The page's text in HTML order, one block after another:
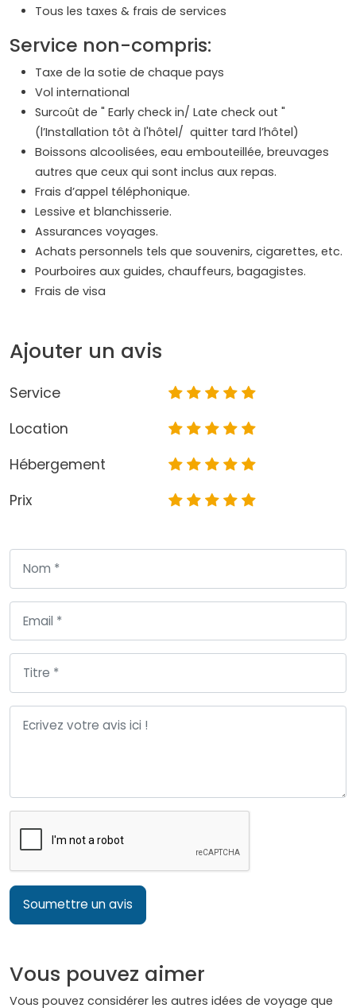
Tous les taxes & frais de services
Service non-compris:
Taxe de la sotie de chaque pays
Vol international
Surcoût de " Early check in/ Late check out "
(l’Installation tôt à l'hôtel/ quitter tard l’hôtel)
Boissons alcoolisées, eau embouteillée, breuvages
autres que ceux qui sont inclus aux repas.
Frais d’appel téléphonique.
Lessive et blanchisserie.
Assurances voyages.
Achats personnels tels que souvenirs, cigarettes, etc.
Pourboires aux guides, chauffeurs, bagagistes.
Frais de visa
Ajouter un avis
Service
Location
Hébergement
Prix
Soumettre un avis
Vous pouvez aimer
Vous pouvez considérer les autres idées de voyage que